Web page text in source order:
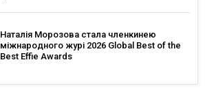
Наталія Морозова стала членкинею
міжнародного журі 2026 Global Best of the
Best Effie Awards